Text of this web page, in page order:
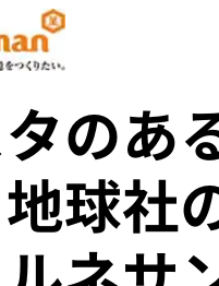
のあ
球社